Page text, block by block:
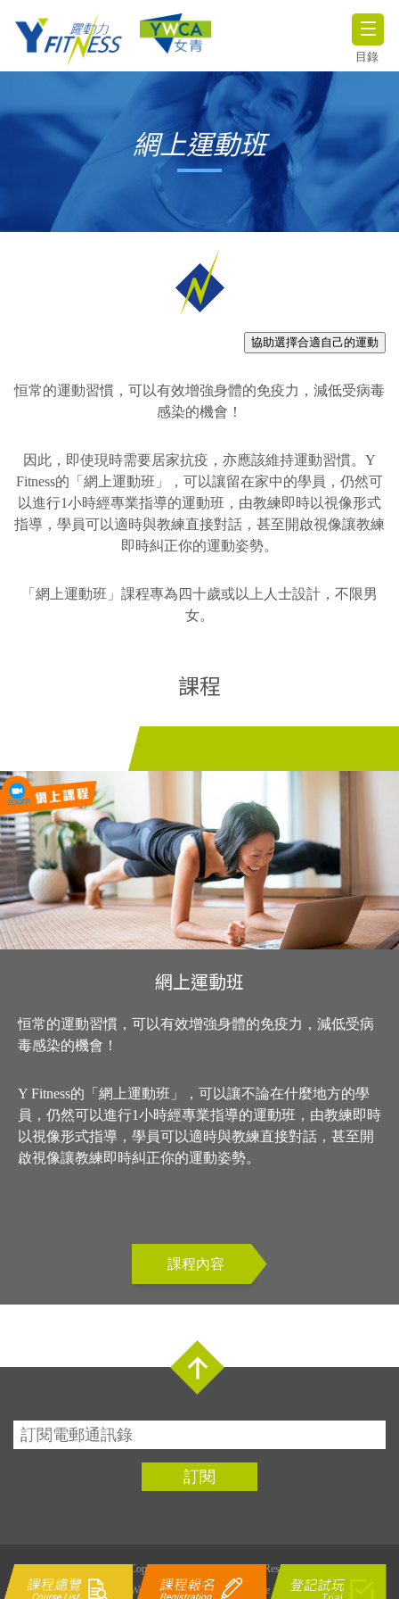
目錄
網上運動班
協助選擇合適自己的運動
恒常的運動習慣，可以有效增強身體的免疫力，減低受病毒
感染的機會！
因此，即使現時需要居家抗疫，亦應該維持運動習慣。Y
Fitness的「網上運動班」，可以讓留在家中的學員，仍然可
以進行1小時經專業指導的運動班，由教練即時以視像形式
指導，學員可以適時與教練直接對話，甚至開啟視像讓教練
即時糾正你的運動姿勢。
「網上運動班」課程專為四十歲或以上人士設計，不限男
女。
課程
網上運動班
恒常的運動習慣，可以有效增強身體的免疫力，減低受病
毒感染的機會！
Y Fitness的「網上運動班」，可以讓不論在什麼地方的學
員，仍然可以進行1小時經專業指導的運動班，由教練即時
以視像形式指導，學員可以適時與教練直接對話，甚至開
啟視像讓教練即時糾正你的運動姿勢。
課程內容
訂閱
©2026 Copyright Y Fitness All Rights Reserved
Web Design byDhost Interactive